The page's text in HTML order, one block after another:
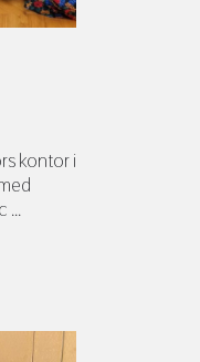
kontor i
...